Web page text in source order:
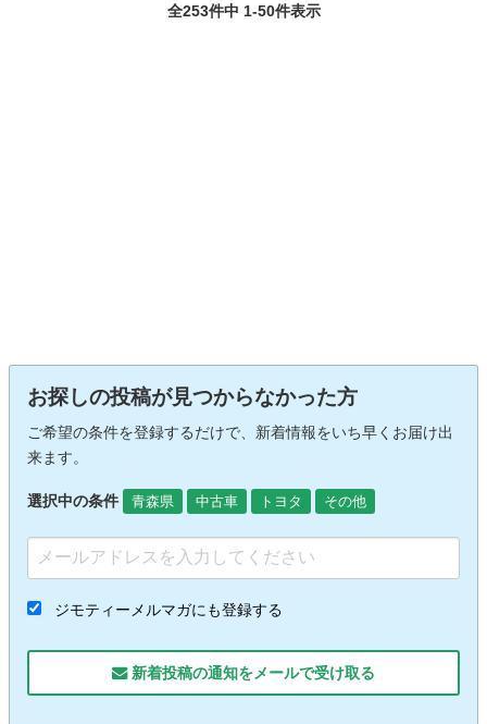
全253件中 1-50件表示
お探しの投稿が見つからなかった方
ご希望の条件を登録するだけで、新着情報をいち早くお届け出
来ます。
選択中の条件 青森県 中古車 トヨタ その他
ジモティーメルマガにも登録する
新着投稿の通知をメールで受け取る